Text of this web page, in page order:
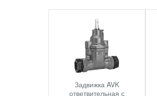
Задвижка AVK
ответвительная с